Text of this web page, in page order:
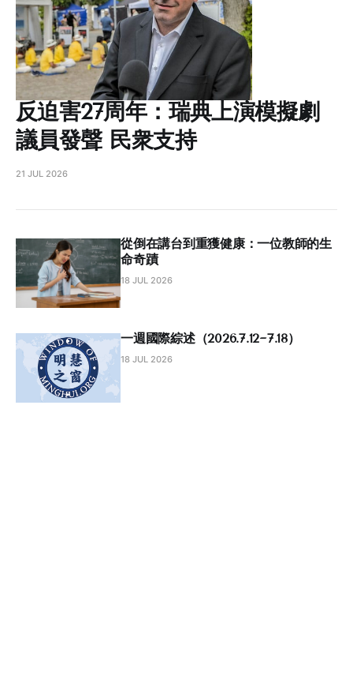
反迫害27周年：瑞典上演模擬劇
議員發聲 民衆支持
21 JUL 2026
從倒在講台到重獲健康：一位教師的生
命奇蹟
18 JUL 2026
一週國際綜述（2026.7.12~7.18）
18 JUL 2026